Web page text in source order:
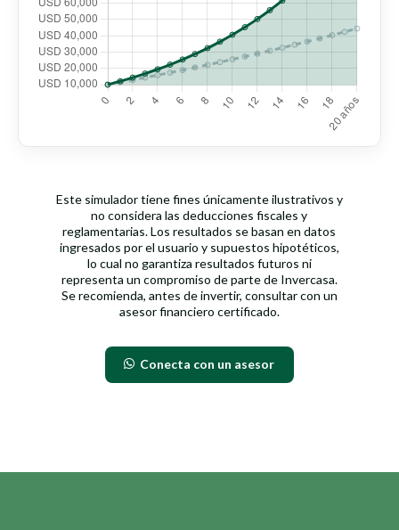
Este simulador tiene fines únicamente ilustrativos y
no considera las deducciones fiscales y
reglamentarias. Los resultados se basan en datos
ingresados por el usuario y supuestos hipotéticos,
lo cual no garantiza resultados futuros ni
representa un compromiso de parte de Invercasa.
Se recomienda, antes de invertir, consultar con un
asesor financiero certificado.
Conecta con un asesor